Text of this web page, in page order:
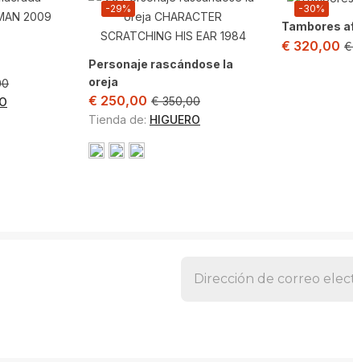
El
-29%
Personaje rascándose la
oreja
€ 250,00 El
precio
€350,00El
Tienda de: HIGUERO
-30%
Tambores
€ 320,00 El
€